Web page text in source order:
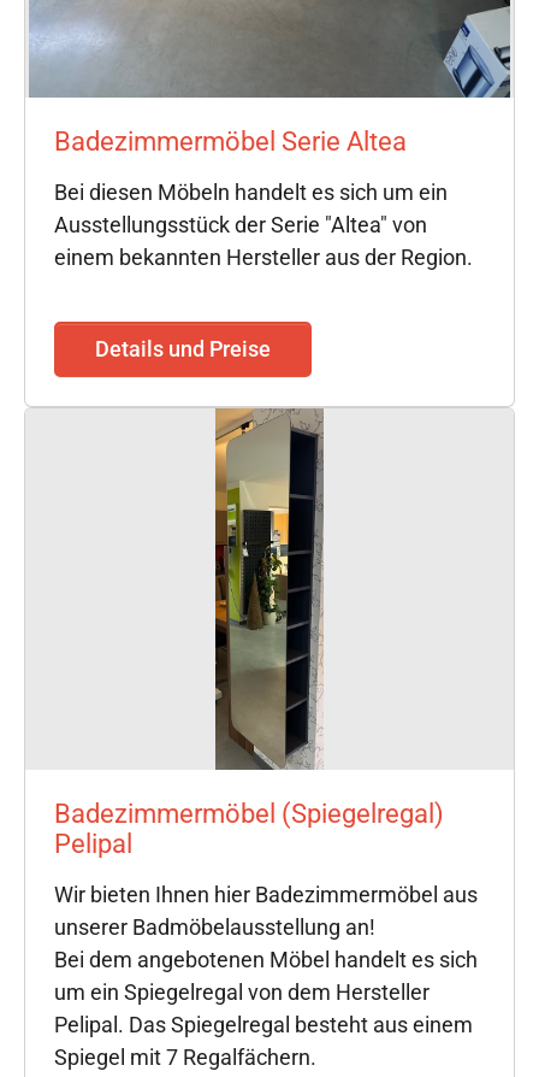
Badezimmermöbel Serie Altea
Bei diesen Möbeln handelt es sich um ein
Ausstellungsstück der Serie "Altea" von
einem bekannten Hersteller aus der Region.
Details und Preise
Badezimmermöbel (Spiegelregal)
Pelipal
Wir bieten Ihnen hier Badezimmermöbel aus
unserer Badmöbelausstellung an!
Bei dem angebotenen Möbel handelt es sich
um ein Spiegelregal von dem Hersteller
Pelipal. Das Spiegelregal besteht aus einem
Spiegel mit 7 Regalfächern.